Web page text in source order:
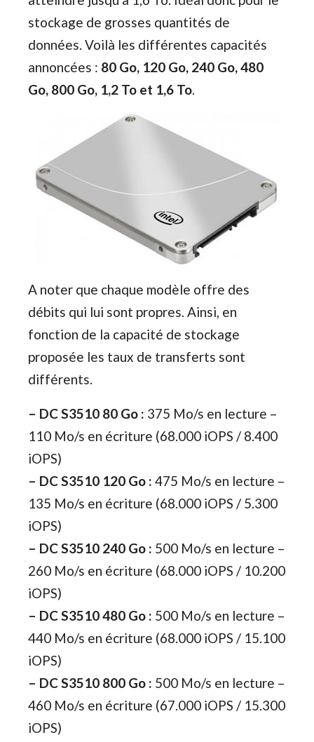
stockage de grosses quantités de
données. Voilà les différentes capacités
annoncées : 80 Go, 120 Go, 240 Go, 480
Go, 800 Go, 1,2 To et 1,6 To.
A noter que chaque modèle offre des
débits qui lui sont propres. Ainsi, en
fonction de la capacité de stockage
proposée les taux de transferts sont
différents.
– DC S3510 80 Go : 375 Mo/s en lecture –
110 Mo/s en écriture (68.000 iOPS / 8.400
iOPS)
– DC S3510 120 Go : 475 Mo/s en lecture –
135 Mo/s en écriture (68.000 iOPS / 5.300
iOPS)
– DC S3510 240 Go : 500 Mo/s en lecture –
260 Mo/s en écriture (68.000 iOPS / 10.200
iOPS)
– DC S3510 480 Go : 500 Mo/s en lecture –
440 Mo/s en écriture (68.000 iOPS / 15.100
iOPS)
– DC S3510 800 Go : 500 Mo/s en lecture –
460 Mo/s en écriture (67.000 iOPS / 15.300
iOPS)